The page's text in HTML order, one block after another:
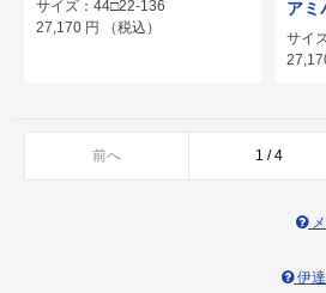
サイズ：44□22-136
27,170 円 （税込）
アミ
サイ
前へ 1 / 4
メ
伊達